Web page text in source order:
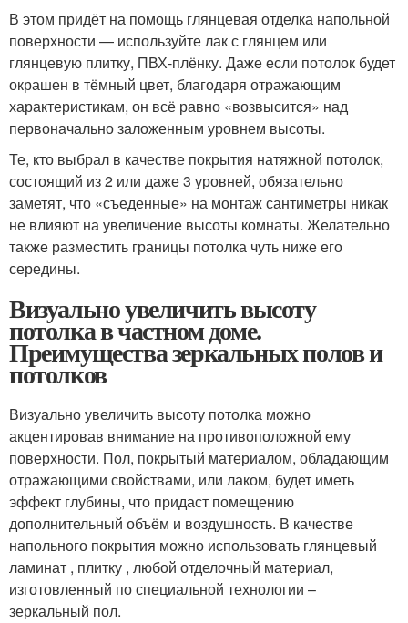
В этом придёт на помощь глянцевая отделка напольной
поверхности — используйте лак с глянцем или
глянцевую плитку, ПВХ-плёнку. Даже если потолок будет
окрашен в тёмный цвет, благодаря отражающим
характеристикам, он всё равно «возвысится» над
первоначально заложенным уровнем высоты.
Те, кто выбрал в качестве покрытия натяжной потолок,
состоящий из 2 или даже 3 уровней, обязательно
заметят, что «съеденные» на монтаж сантиметры никак
не влияют на увеличение высоты комнаты. Желательно
также разместить границы потолка чуть ниже его
середины.
Визуально увеличить высоту
потолка в частном доме.
Преимущества зеркальных полов и
потолков
Визуально увеличить высоту потолка можно
акцентировав внимание на противоположной ему
поверхности. Пол, покрытый материалом, обладающим
отражающими свойствами, или лаком, будет иметь
эффект глубины, что придаст помещению
дополнительный объём и воздушность. В качестве
напольного покрытия можно использовать глянцевый
ламинат , плитку , любой отделочный материал,
изготовленный по специальной технологии –
зеркальный пол.